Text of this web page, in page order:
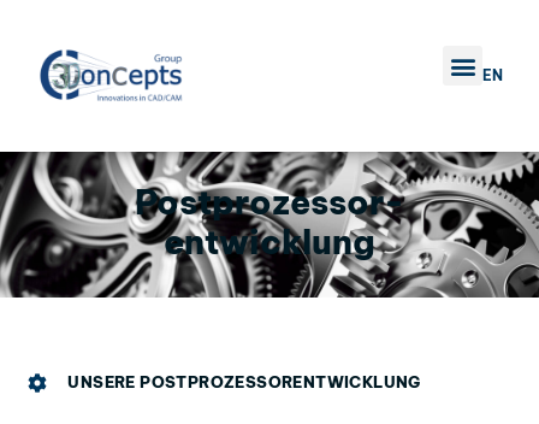
EN
Postprozessor-
entwicklung
UNSERE POSTPROZESSORENTWICKLUNG